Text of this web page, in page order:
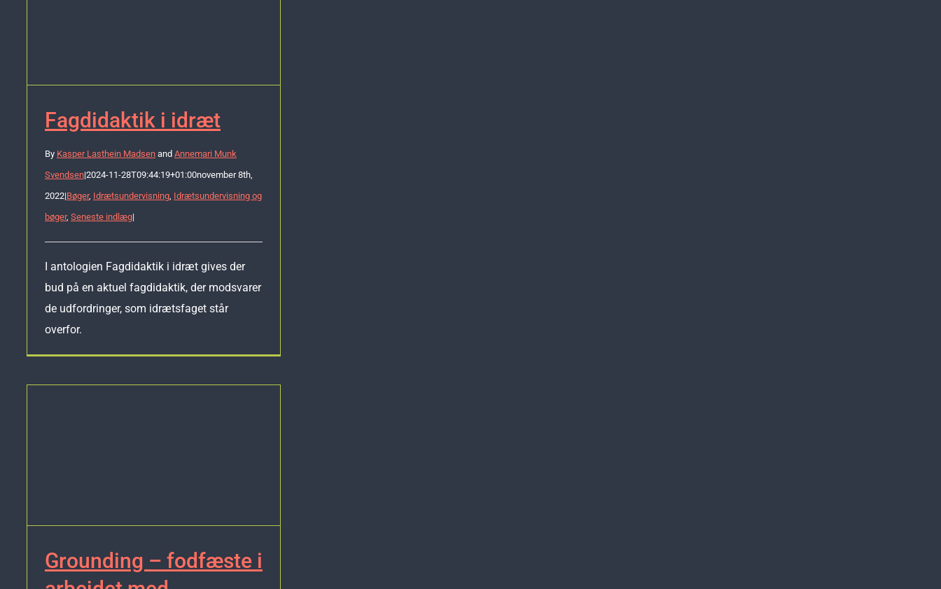
Fagdidaktik i idræt
By Kasper Lasthein Madsen and Annemari Munk
Svendsen|2024-11-28T09:44:19+01:00november 8th,
2022|Bøger, Idrætsundervisning Idrætsundervisning og
bøger, Seneste indlæg|
I antologien Fagdidaktik i idræt gives der
bud på en aktuel fagdidaktik, der modsvarer
de udfordringer, som idrætsfaget står
overfor.
Grounding – fodfæste i